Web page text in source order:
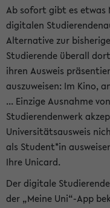
Ab sofort gibt es etwas
digitalen
Alternative zur
Studierende überall
ihren Ausweis
auszuweisen: Im Kino,
... Einzige Ausnahme
Studierendenwerk
Universitätsausweis
als Student*in
Ihre Unicard.
Der digitale
der „Meine Uni“-App